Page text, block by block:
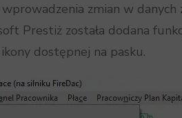
zmian w
Prestiż została dodana
dostępnej na pasku.